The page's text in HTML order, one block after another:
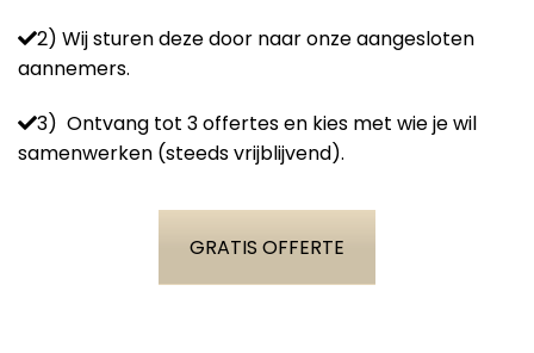
2) Wij sturen deze door naar onze aangesloten
aannemers.
3) Ontvang tot 3 offertes en kies met wie je wil
samenwerken (steeds vrijblijvend).
GRATIS OFFERTE